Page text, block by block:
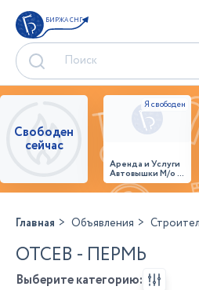
БИРЖА СНГ
Свободен
сейчас
Аренда и Услуги
Автовышки М/о г.
Домодедово
26,28,32 место
Главная Объявления
ОТСЕВ - ПЕРМЬ
Выберите категорию: